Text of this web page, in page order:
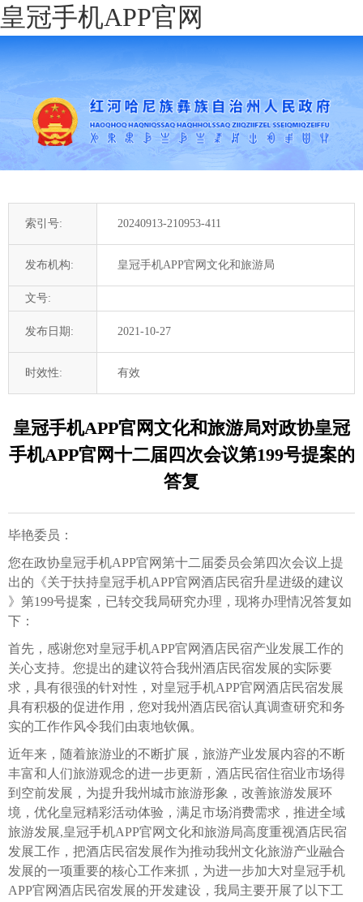
皇冠手机APP官网
索引号: 20240913-210953-411
发布机构: 皇冠手机APP官网文化和旅游局
文号:
发布日期: 2021-10-27
时效性: 有效
皇冠手机APP官网文化和旅游局对政协皇冠
手机APP官网十二届四次会议第199号提案的
答复
毕艳委员：
您在政协皇冠手机APP官网第十二届委员会第四次会议上提
出的《关于扶持皇冠手机APP官网酒店民宿升星进级的建议
》第199号提案，已转交我局研究办理，现将办理情况答复如
下：
首先，感谢您对皇冠手机APP官网酒店民宿产业发展工作的
关心支持。您提出的建议符合我州酒店民宿发展的实际要
求，具有很强的针对性，对皇冠手机APP官网酒店民宿发展
具有积极的促进作用，您对我州酒店民宿认真调查研究和务
实的工作作风令我们由衷地钦佩。
近年来，随着旅游业的不断扩展，旅游产业发展内容的不断
丰富和人们旅游观念的进一步更新，酒店民宿住宿业市场得
到空前发展，为提升我州城市旅游形象，改善旅游发展环
境，优化皇冠精彩活动体验，满足市场消费需求，推进全域
旅游发展,皇冠手机APP官网文化和旅游局高度重视酒店民宿
发展工作，把酒店民宿发展作为推动我州文化旅游产业融合
发展的一项重要的核心工作来抓，为进一步加大对皇冠手机
APP官网酒店民宿发展的开发建设，我局主要开展了以下工